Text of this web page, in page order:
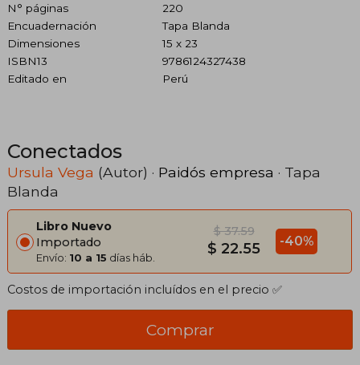
N° páginas
220
Encuadernación
Tapa Blanda
Dimensiones
15 x 23
ISBN13
9786124327438
Editado en
Perú
Conectados
Ursula Vega (Autor) · Paidós empresa · Tapa
Blanda
Libro Nuevo
Importado
Envío: 10 a 15 días háb.
$ 37.59
$ 22.55 -40%
Costos de importación incluídos en el precio ✅
Comprar